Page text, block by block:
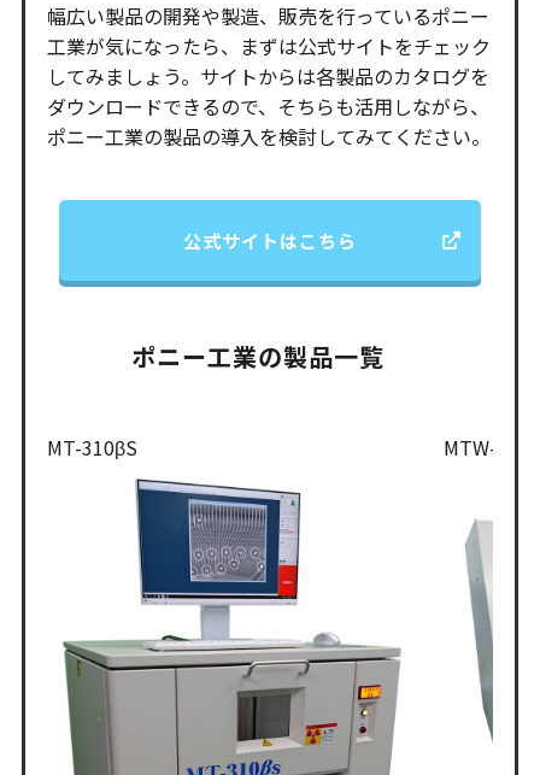
幅広い製品の開発や製造、販売を行っているポニー
工業が気になったら、まずは公式サイトをチェック
してみましょう。サイトからは各製品のカタログを
ダウンロードできるので、そちらも活用しながら、
ポニー工業の製品の導入を検討してみてください。
公式サイトはこちら
ポニー工業の製品一覧
MT-310βS MTW-7110